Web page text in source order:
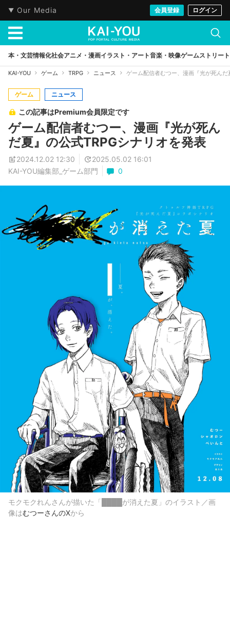
Our Media 会員登録 ログイン
本・文芸情報化社会アニメ・漫画イラスト・アート音楽・映像ゲームストリート
KAI-YOU ゲーム TRPG ニュース ゲーム配信者むつー、漫画『光が死ん
ゲーム ニュース
この記事はPremium会員限定です
ゲーム配信者むつー、漫画『光が死ん
だ夏』の公式TRPGシナリオを発表
2024.12.02 12:30
2025.05.02 16:01
KAI-YOU編集部_ゲーム部門
0
モクモクれんさんが描いた「████が消えた夏」のイラスト／画
像はむつーさんのXから